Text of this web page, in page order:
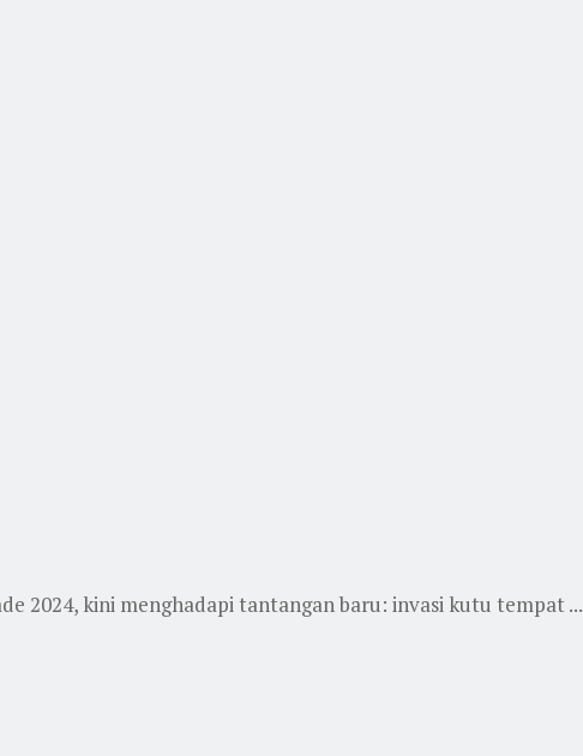
2024, kini menghadapi tantangan baru: invasi kutu tempat ...